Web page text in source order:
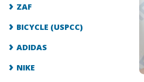
ZAF
BICYCLE (USPCC)
ADIDAS
NIKE